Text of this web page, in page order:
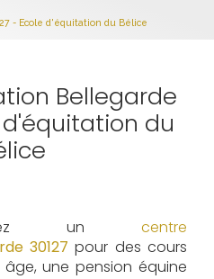
- Ecole d'équitation du Bélice
Bellegarde
d'équitation du
un centre
30127 pour des cours
une pension équine